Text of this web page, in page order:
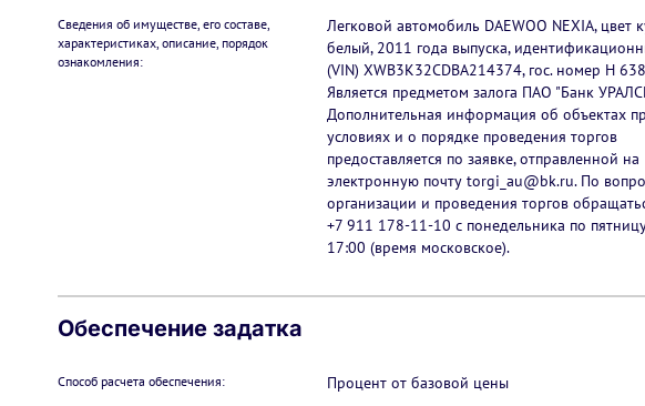
Сведения об имуществе, его составе,
характеристиках, описание, порядок
ознакомления:
Легковой автомобиль DAEWOO NEXIA, цвет
белый, 2011 года выпуска,
(VIN) XWB3K32CDBA214374, гос. номер Н
Является предметом залога ПАО "Банк
Дополнительная информация об объектах
условиях и о порядке проведения торгов
предоставляется по заявке, отправленной на
электронную почту torgi_au@bk.ru. По
организации и проведения торгов
+7 911 178-11-10 с понедельника по
17:00 (время московское).
Обеспечение задатка
Способ расчета обеспечения: Процент от базовой цены